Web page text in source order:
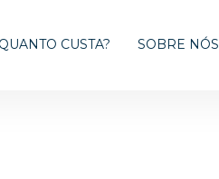
QUANTO CUSTA? SOBRE NÓS